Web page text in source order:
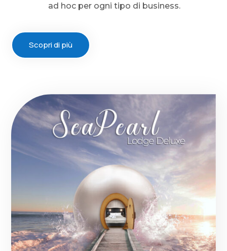
ad hoc per ogni tipo di business.
Scopri di più